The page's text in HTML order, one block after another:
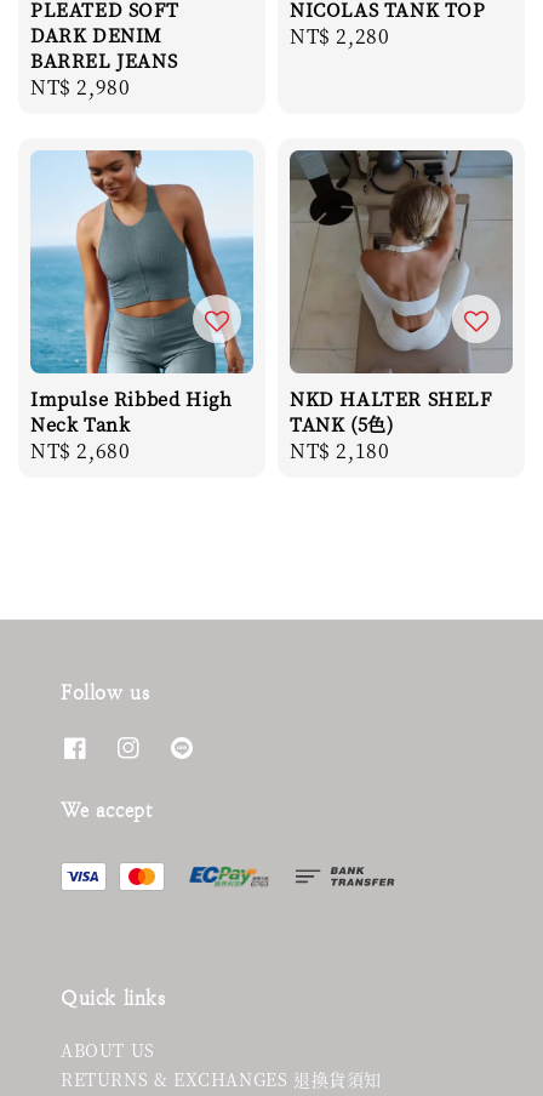
PLEATED SOFT
DARK DENIM
BARREL JEANS
Regular
NT$ 2,980
NICOLAS TANK TOP
Regular
NT$ 2,280
Impulse Ribbed High
Neck Tank
Regular
NT$ 2,680
NKD HALTER SHELF
TANK (5色)
Regular
NT$ 2,180
Follow us
We accept
Quick links
ABOUT US
RETURNS & EXCHANGES 退換貨須知